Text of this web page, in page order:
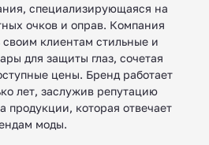
специализирующаяся на
очков и оправ. Компания
своим клиентам стильные и
для защиты глаз, сочетая
цены. Бренд работает
лет, заслужив репутацию
продукции, которая отвечает
моды.